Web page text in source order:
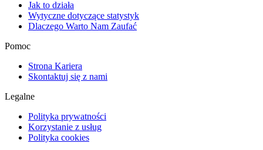
Jak to działa
Wytyczne dotyczące statystyk
Dlaczego Warto Nam Zaufać
Pomoc
Strona Kariera
Skontaktuj się z nami
Legalne
Polityka prywatności
Korzystanie z usług
Polityka cookies